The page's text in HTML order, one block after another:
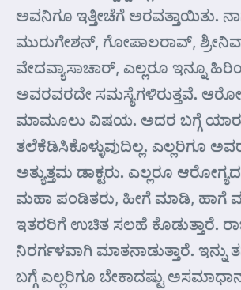
ಅವನಿಗೂ ಇತ್ತೀಚೆಗೆ ಅರವತ್ತಾಯಿತು.
ಮುರುಗೇಶನ್, ಗೋಪಾಲರಾವ್,
ವೇದವ್ಯಾಸಾಚಾರ್, ಎಲ್ಲರೂ ಇನ್ನೂ
ಅವರವರದೇ ಸಮಸ್ಯೆಗಳಿರುತ್ತವೆ.
ಮಾಮೂಲು ವಿಷಯ. ಅದರ ಬಗ್ಗೆ
ತಲೆಕೆಡಿಸಿಕೊಳ್ಳುವುದಿಲ್ಲ. ಎಲ್ಲರಿಗೂ
ಅತ್ಯುತ್ತಮ ಡಾಕ್ಟರು. ಎಲ್ಲರೂ
ಮಹಾ ಪಂಡಿತರು, ಹೀಗೆ ಮಾಡಿ, ಹಾಗೆ
ಇತರರಿಗೆ ಉಚಿತ ಸಲಹೆ ಕೊಡುತ್ತಾರೆ.
ನಿರರ್ಗಳವಾಗಿ ಮಾತನಾಡುತ್ತಾರೆ. ಇನ್ನು
ಬಗ್ಗೆ ಎಲ್ಲರಿಗೂ ಬೇಕಾದಷ್ಟು